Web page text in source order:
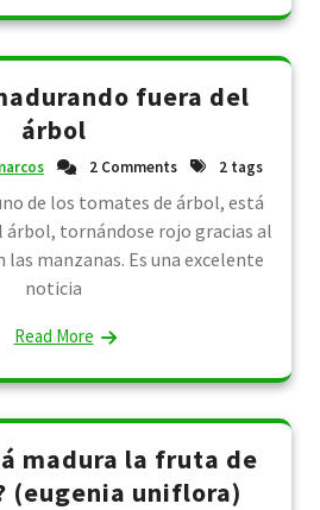
fuera del
árbol
2 Comments 2 tags
de los tomates de árbol, está
árbol, tornándose rojo gracias al
manzanas. Es una excelente
noticia
Read More
madura la fruta de
(eugenia uniflora)